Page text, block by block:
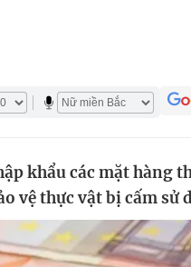
Tuyển sinh
khẩu các mặt hàng
vệ thực vật bị cấm sử